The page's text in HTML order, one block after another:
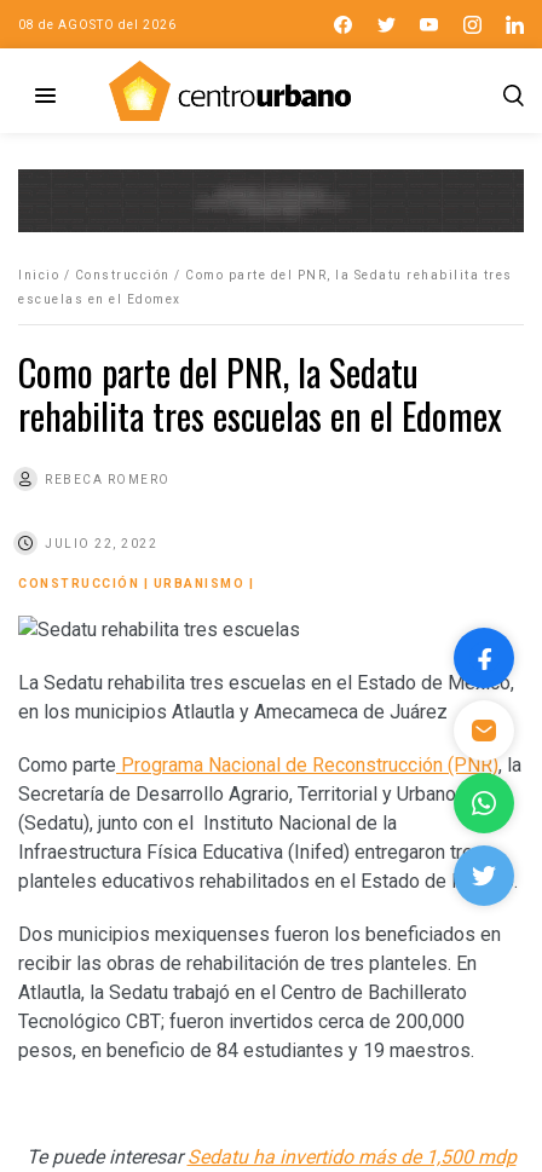
08 de AGOSTO del 2026
Inicio / Construcción / Como parte del PNR, la Sedatu rehabilita tres
escuelas en el Edomex
Como parte del PNR, la Sedatu
rehabilita tres escuelas en el Edomex
REBECA ROMERO
JULIO 22, 2022
CONSTRUCCIÓN URBANISMO
La Sedatu rehabilita tres escuelas en el Estado de México,
en los municipios Atlautla y Amecameca de Juárez
Como parte Programa Nacional de Reconstrucción (PNR), la
Secretaría de Desarrollo Agrario, Territorial y Urbano
(Sedatu), junto con el Instituto Nacional de la
Infraestructura Física Educativa (Inifed) entregaron tres
planteles educativos rehabilitados en el Estado de México.
Dos municipios mexiquenses fueron los beneficiados en
recibir las obras de rehabilitación de tres planteles. En
Atlautla, la Sedatu trabajó en el Centro de Bachillerato
Tecnológico CBT; fueron invertidos cerca de 200,000
pesos, en beneficio de 84 estudiantes y 19 maestros.
Te puede interesarSedatu ha invertido más de 1,500 mdp